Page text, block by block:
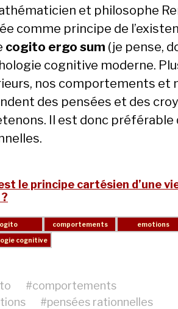
et philosophe
comme principe de
cogito ergo sum (je pense,
cognitive moderne.
nos comportements et
des pensées et des
Il est donc préférable
le principe cartésien d’une
#comportements
#pensées rationnelles